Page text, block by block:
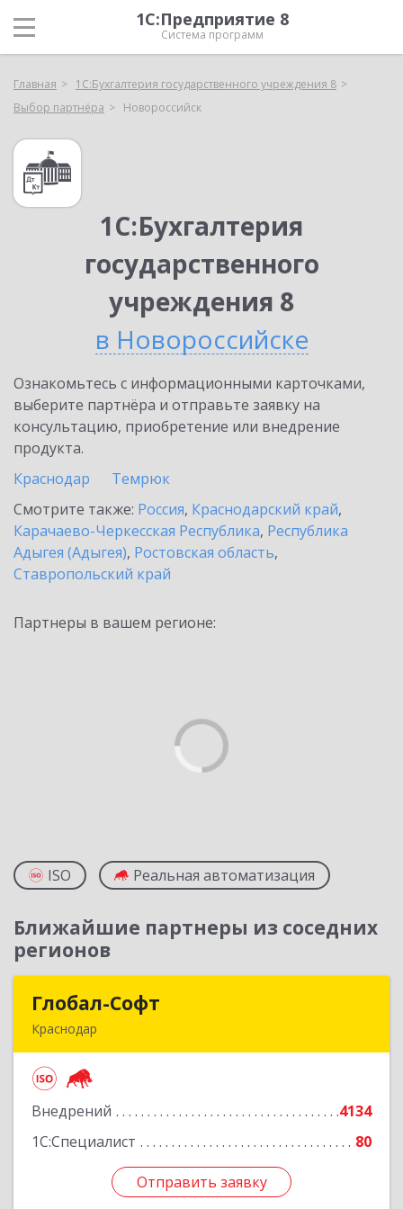
1С:Предприятие 8
Система программ
Главная
1С:Бухгалтерия государственного учреждения 8
Выбор партнёра
Новороссийск
1С:Бухгалтерия
государственного
учреждения 8
в Новороссийске
Ознакомьтесь с информационными карточками,
выберите партнёра и отправьте заявку на
консультацию, приобретение или внедрение
продукта.
Краснодар
Темрюк
Смотрите также: Россия, Краснодарский край,
Карачаево-Черкесская Республика, Республика
Адыгея (Адыгея), Ростовская область,
Ставропольский край
Партнеры в вашем регионе:
ISO Реальная автоматизация
Ближайшие партнеры из соседних
регионов
Глобал-Софт
Краснодар
Внедрений
4134
1С:Специалист
80
Отправить заявку
Подробнее
Отправить заявку